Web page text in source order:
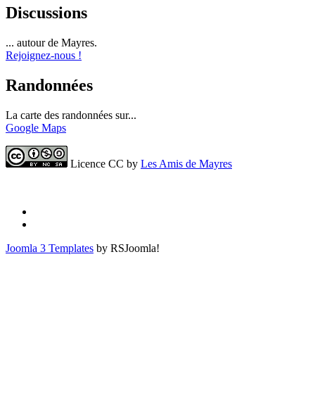
Discussions
... autour de Mayres.
Rejoignez-nous !
Randonnées
La carte des randonnées sur...
Google Maps
Licence CC by Les Amis de Mayres
Joomla 3 Templates by RSJoomla!